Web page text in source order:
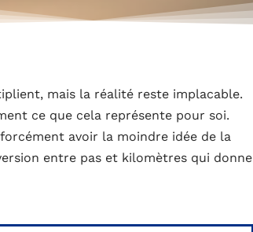
mais la réalité reste implacable.
ce que cela représente pour soi.
avoir la moindre idée de la
entre pas et kilomètres qui donne